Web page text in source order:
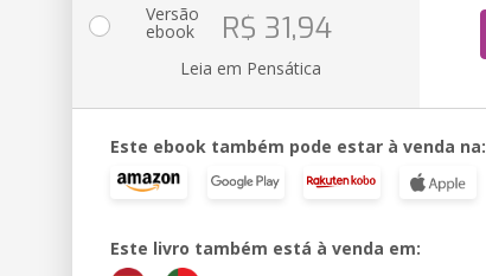
Versão
ebook R$ 31,94
Leia em Pensática
Este ebook também pode estar à venda na:
Este livro também está à venda em: